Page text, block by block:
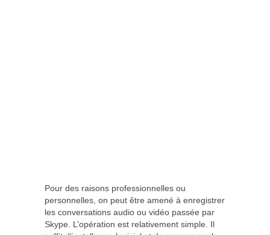
Pour des raisons professionnelles ou
personnelles, on peut être amené à enregistrer
les conversations audio ou vidéo passée par
Skype. L’opération est relativement simple. Il